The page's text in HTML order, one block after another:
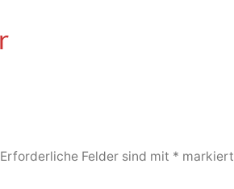
Erforderliche Felder sind mit * markiert